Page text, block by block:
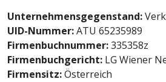
Unternehmensgegenstand:
UID-Nummer:ATU 65235989
Firmenbuchnummer:335358z
Firmenbuchgericht: LG Wiener
Firmensitz:Österreich